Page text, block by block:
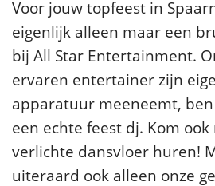
Voor jouw topfeest in
eigenlijk alleen maar een
bij All Star Entertainment.
ervaren entertainer zijn
apparatuur meeneemt,
een echte feest dj. Kom
verlichte dansvloer huren!
uiteraard ook alleen onze